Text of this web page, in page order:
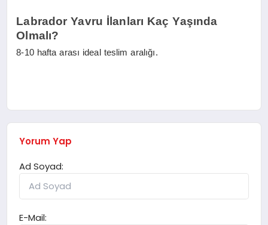
Labrador Yavru İlanları Kaç Yaşında
Olmalı?
8-10 hafta arası ideal teslim aralığı.
Yorum Yap
Ad Soyad:
E-Mail: